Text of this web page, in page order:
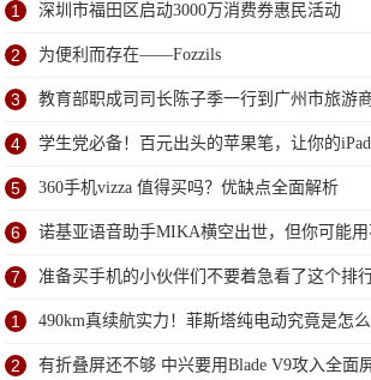
1 深圳市福田区启动3000万消费券惠民活动
2 为便利而存在——Fozzils
3 教育部职成司司长陈子季一行到广州市旅游
研
4 学生党必备！百元出头的苹果笔，让你的
5 360手机vizza 值得买吗？优缺点全面解析
6 诺基亚语音助手MIKA横空出世，但你可能用
7 准备买手机的小伙伴们不要着急看了这个排
机吧
1 490km真续航实力！菲斯塔纯电动究竟是怎么
2 有折叠屏还不够 中兴要用Blade V9攻入全面